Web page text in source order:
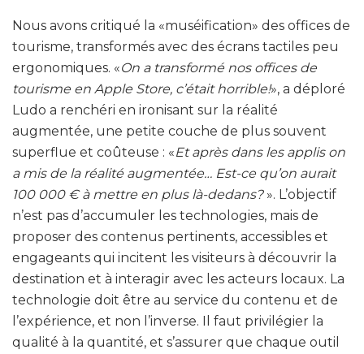
Nous avons critiqué la «muséification» des offices de
tourisme, transformés avec des écrans tactiles peu
ergonomiques. «On a transformé nos offices de
tourisme en Apple Store, c’était horrible!», a déploré
Ludo a renchéri en ironisant sur la réalité
augmentée, une petite couche de plus souvent
superflue et coûteuse : «Et après dans les applis on
a mis de la réalité augmentée… Est-ce qu’on aurait
100 000 € à mettre en plus là-dedans?». L’objectif
n’est pas d’accumuler les technologies, mais de
proposer des contenus pertinents, accessibles et
engageants qui incitent les visiteurs à découvrir la
destination et à interagir avec les acteurs locaux. La
technologie doit être au service du contenu et de
l’expérience, et non l’inverse. Il faut privilégier la
qualité à la quantité, et s’assurer que chaque outil